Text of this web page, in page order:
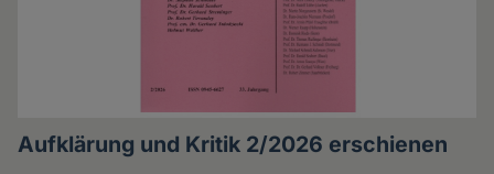
Aufklärung und Kritik 2/2026 erschienen